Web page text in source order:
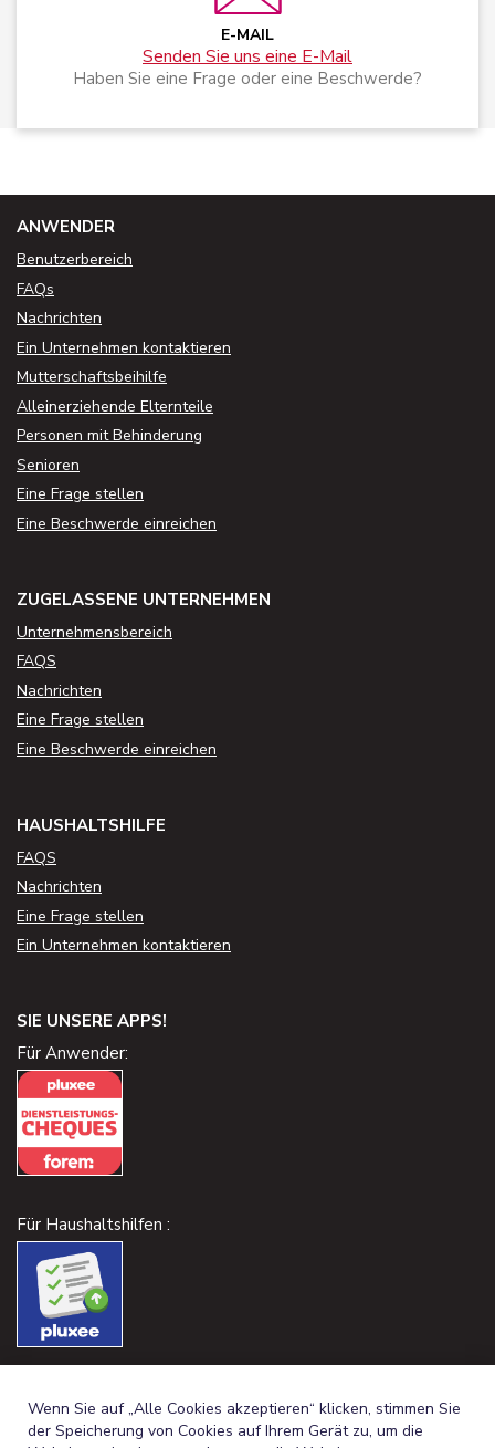
E-MAIL
Senden Sie uns eine E-Mail
Haben Sie eine Frage oder eine Beschwerde?
ANWENDER
Benutzerbereich
FAQs
Nachrichten
Ein Unternehmen kontaktieren
Mutterschaftsbeihilfe
Alleinerziehende Elternteile
Personen mit Behinderung
Senioren
Eine Frage stellen
Eine Beschwerde einreichen
ZUGELASSENE UNTERNEHMEN
Unternehmensbereich
FAQS
Nachrichten
Eine Frage stellen
Eine Beschwerde einreichen
HAUSHALTSHILFE
FAQS
Nachrichten
Eine Frage stellen
Ein Unternehmen kontaktieren
SIE UNSERE APPS!
Für Anwender:
Für Haushaltshilfen :
Wenn Sie auf „Alle Cookies akzeptieren“ klicken, stimmen Sie
der Speicherung von Cookies auf Ihrem Gerät zu, um die